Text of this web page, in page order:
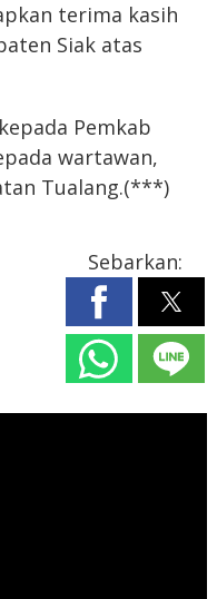
terima kasih
Siak atas
Pemkab
wartawan,
Tualang.(***)
Sebarkan: